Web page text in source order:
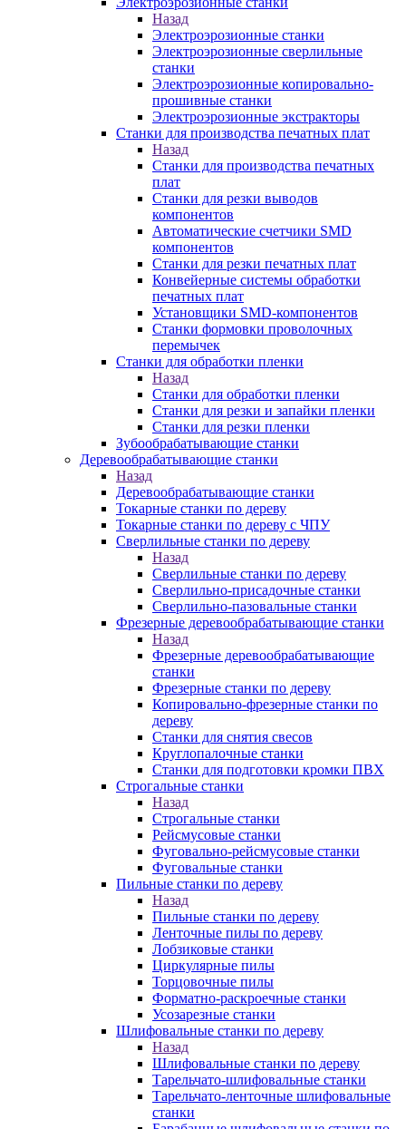
Назад
Электроэрозионные станки
Электроэрозионные сверлильные
станки
Электроэрозионные копировально-
прошивные станки
Электроэрозионные экстракторы
Станки для производства печатных плат
Назад
Станки для производства печатных
плат
Станки для резки выводов
компонентов
Автоматические счетчики SMD
компонентов
Станки для резки печатных плат
Конвейерные системы обработки
печатных плат
Установщики SMD-компонентов
Станки формовки проволочных
перемычек
Станки для обработки пленки
Назад
Станки для обработки пленки
Станки для резки и запайки пленки
Станки для резки пленки
Зубообрабатывающие станки
Деревообрабатывающие станки
Назад
Деревообрабатывающие станки
Токарные станки по дереву
Токарные станки по дереву с ЧПУ
Сверлильные станки по дереву
Назад
Сверлильные станки по дереву
Сверлильно-присадочные станки
Сверлильно-пазовальные станки
Фрезерные деревообрабатывающие станки
Назад
Фрезерные деревообрабатывающие
станки
Фрезерные станки по дереву
Копировально-фрезерные станки по
дереву
Станки для снятия свесов
Круглопалочные станки
Станки для подготовки кромки ПВХ
Строгальные станки
Назад
Строгальные станки
Рейсмусовые станки
Фуговально-рейсмусовые станки
Фуговальные станки
Пильные станки по дереву
Назад
Пильные станки по дереву
Ленточные пилы по дереву
Лобзиковые станки
Циркулярные пилы
Торцовочные пилы
Форматно-раскроечные станки
Усозарезные станки
Шлифовальные станки по дереву
Назад
Шлифовальные станки по дереву
Тарельчато-шлифовальные станки
Тарельчато-ленточные шлифовальные
станки